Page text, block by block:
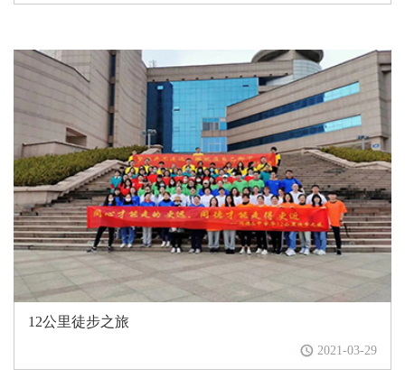
12公里徒步之旅
2021-03-29